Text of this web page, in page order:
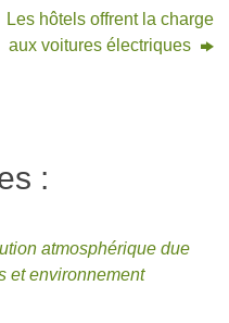
Les hôtels offrent la charge
aux voitures électriques
:
atmosphérique due
et environnement